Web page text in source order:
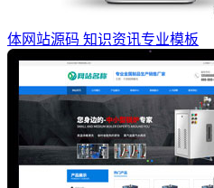
体网站源码 知识资讯专业模板